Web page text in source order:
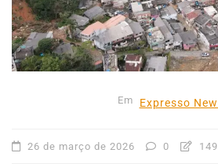
Em Expresso
26 de março de 2026 0